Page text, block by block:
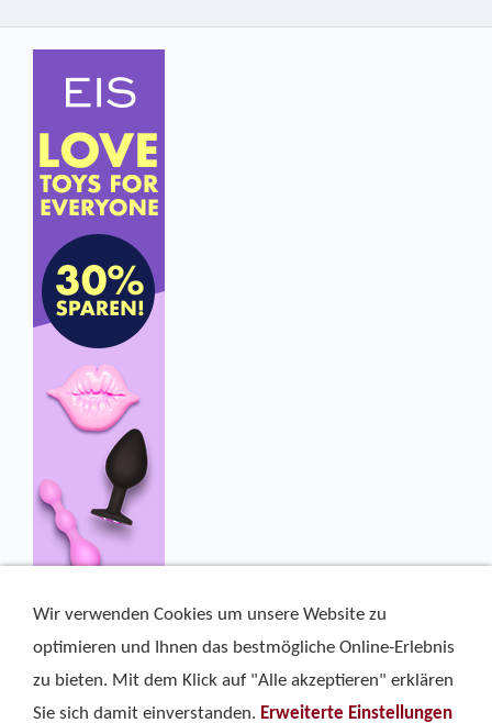
Wir verwenden Cookies um unsere Website zu
optimieren und Ihnen das bestmögliche Online-Erlebnis
zu bieten. Mit dem Klick auf "Alle akzeptieren" erklären
Sie sich damit einverstanden. Erweiterte Einstellungen